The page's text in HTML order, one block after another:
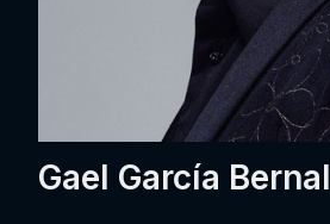
Gael García Bernal